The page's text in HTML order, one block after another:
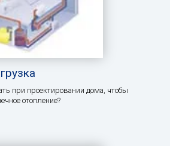
при проектировании дома, чтобы
отопление?